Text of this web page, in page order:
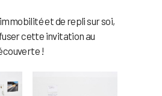
et de repli sur soi,
cette invitation au
!